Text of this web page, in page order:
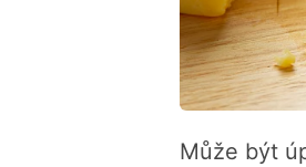
Může být